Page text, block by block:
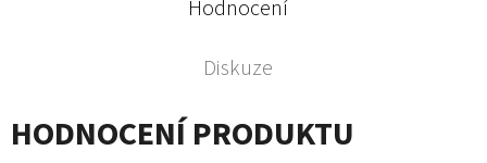
Hodnocení
Diskuze
HODNOCENÍ PRODUKTU